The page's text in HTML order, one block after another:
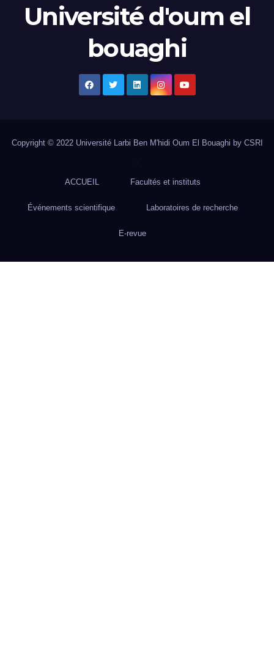
Université d'oum el
bouaghi
Copyright © 2022 Université Larbi Ben M'hidi Oum El Bouaghi by CSRI
.
ACCUEIL Facultés et instituts
Événements scientifique Laboratoires de recherche
E-revue